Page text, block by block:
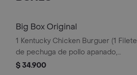
Big Box Original
1 Kentucky Chicken Burguer (1 Filete
de pechuga de pollo apanado,
pepinillos, mayonesa premium y
$ 34.900